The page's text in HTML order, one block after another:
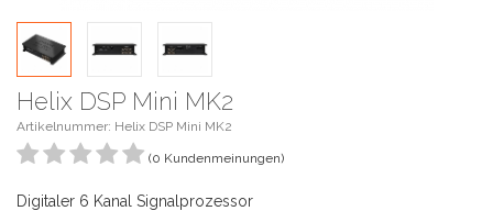
Helix DSP Mini MK2
Artikelnummer: Helix DSP Mini MK2
(0 Kundenmeinungen)
Digitaler 6 Kanal Signalprozessor